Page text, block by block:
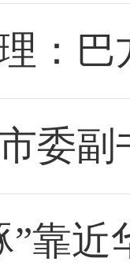
：
委
”靠近